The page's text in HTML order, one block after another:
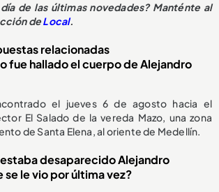
de las últimas novedades? Manténte al
deLocal.
relacionadas
fue hallado el cuerpo de Alejandro
el jueves 6 de agosto hacia el
El Salado de la vereda Mazo, una zona
de Santa Elena, al oriente de Medellín.
desaparecido Alejandro
se le vio por última vez?